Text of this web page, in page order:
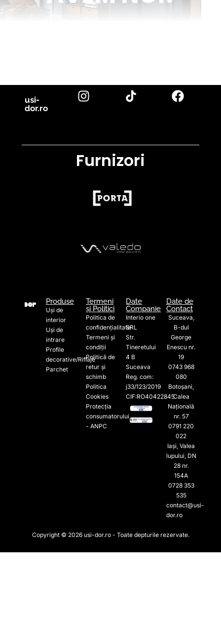
usi-
dor.ro
Furnizori
Produse
Uși de
interior
Uși de
intrare
Profile
decorative/Riflaje
Parchet
Termeni
și Politici
Politica de
confidențialitate
Termeni și
condiții
Politică de
retur și
schimb
Politica
Cookies
Protecția
consumatorului
- ANPC
Date
Companie
Interio one
SRL
Str.
Tineretului
4 B
Suceava
Reg. com:
j33/123/2019
CIF:RO40422845
Date de
Contact
Suceava,
B-dul
George
Enescu nr.
19
0743 968
080
Botoșani,
Calea
Națională
nr. 57
0791 220
022​
Iași, Valea
lupului, DN
28 nr.
154A
0728 353
535​
contact@usi-
dor.ro
Copyright © 2026 usi-dor.ro - Toate depturile rezervate.